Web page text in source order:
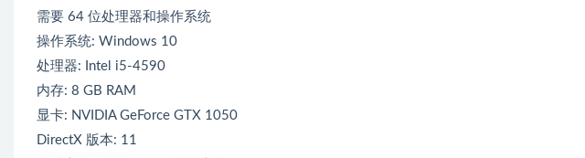
需要 64 位处理器和操作系统
操作系统: Windows 10
处理器: Intel i5-4590
内存: 8 GB RAM
显卡: NVIDIA GeForce GTX 1050
DirectX 版本: 11